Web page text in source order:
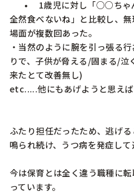
全然食べないね」と比較し、
場面が複数回あった。
・当然のように腕を引っ張る
りで、子供が脅える/固まる/
来たとて改善無し)
etc.....他にもあげようと思えば
ふたり担任だったため、逃げ
鳴られ続け、うつ病を発症して
今は保育とは全く違う職種に
っています。